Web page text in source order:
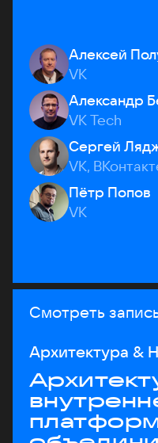
Алексей
VK
Александр
VK Tech
Сергей
VK,
Пётр Попов
VK
Смотреть
Архитектура &